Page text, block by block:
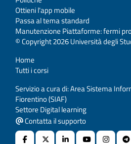
Ottieni l'app mobile
Passa al tema standard
Manutenzione Piattaforme: fermi
© Copyright 2026 Università degli
Home
Tutti i corsi
Servizio a cura di: Area Sistema
Fiorentino (SIAF)
Settore Digital learning
Contatta il supporto